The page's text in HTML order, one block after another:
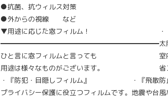
●抗菌、抗ウィルス対策
●外からの視線 など
▼用途に応じた窓フィルム！
━━━━━━━━━━━━━━━━━━━━━━━
ひと言に窓フィルムと言っても
用途は様々なものがございます。
太
室
省
・『防犯・目隠しフィルム』
プライバシー保護に役立つフィルムです。
・『飛散
地震や台